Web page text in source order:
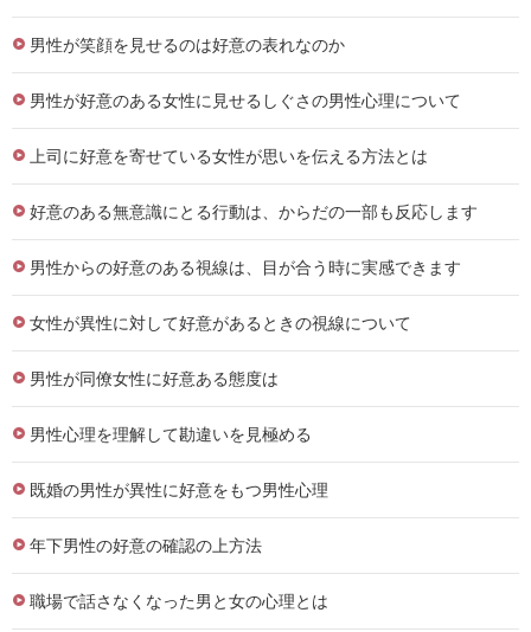
男性が笑顔を見せるのは好意の表れなのか
男性が好意のある女性に見せるしぐさの男性心理について
上司に好意を寄せている女性が思いを伝える方法とは
好意のある無意識にとる行動は、からだの一部も反応します
男性からの好意のある視線は、目が合う時に実感できます
女性が異性に対して好意があるときの視線について
男性が同僚女性に好意ある態度は
男性心理を理解して勘違いを見極める
既婚の男性が異性に好意をもつ男性心理
年下男性の好意の確認の上方法
職場で話さなくなった男と女の心理とは